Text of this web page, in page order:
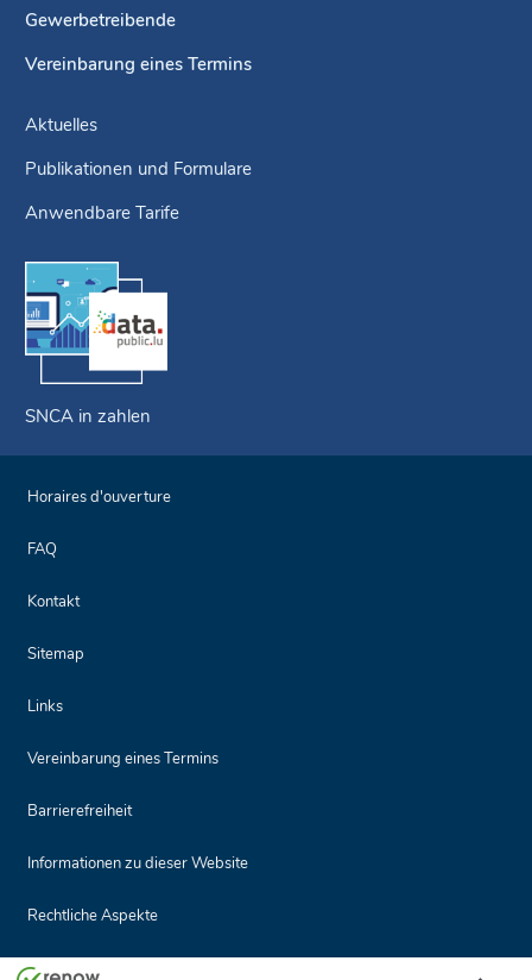
Gewerbetreibende
Vereinbarung eines Termins
Aktuelles
Publikationen und Formulare
Anwendbare Tarife
SNCA in zahlen
Horaires d'ouverture
FAQ
Kontakt
Sitemap
Links
Vereinbarung eines Termins
Barrierefreiheit
Informationen zu dieser Website
Rechtliche Aspekte